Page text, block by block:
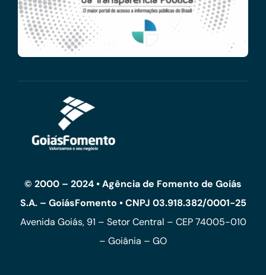
© 2000 – 2024 • Agência de Fomento de Goiás
S.A. – GoiásFomento • CNPJ 03.918.382/0001-25
Avenida Goiás, 91 – Setor Central – CEP 74005-010
– Goiânia – GO